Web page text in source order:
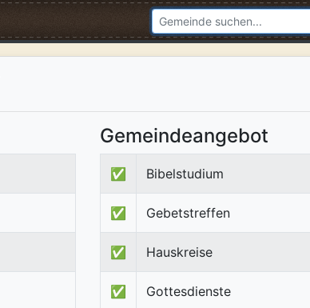
Gemeindeangebot
✅ Bibelstudium
✅ Gebetstreffen
✅ Hauskreise
✅ Gottesdienste